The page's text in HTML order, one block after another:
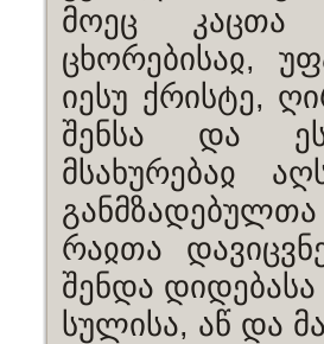
მოეც კაცთა
ცხორებისაჲ,
იესუ ქრისტე,
შენსა და
მსახურებაჲ
რაჲთა
შენდა
სულისა, აწ და